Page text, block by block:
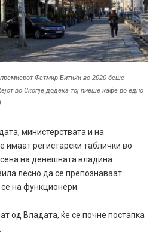
Фатмир Битиќи во 2020 беше
во Скопје додека тој пиеше кафе во едно
министерствата и на
имаат регистарски таблички во
на денешната владина
лесно да се препознаваат
на функционери.
од Владата, ќе се почне постапка